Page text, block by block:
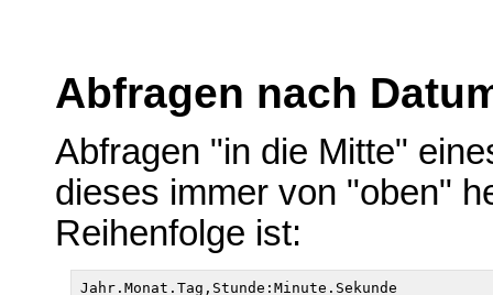
Abfragen nach
Abfragen "in die Mitte"
dieses immer von "oben"
Reihenfolge ist: